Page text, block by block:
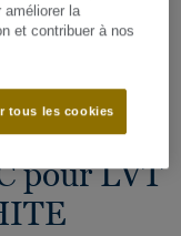
les décors (175)
pour LVT
améliorer la
et contribuer à nos
tous les cookies